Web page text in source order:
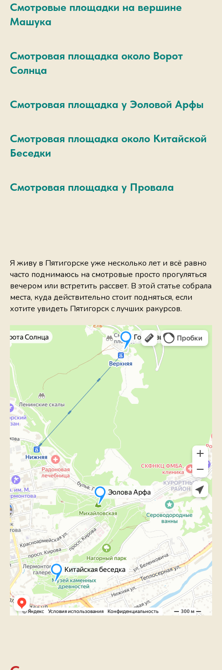
Смотровые площадки на вершине
Машука
Смотровая площадка около Ворот
Солнца
Смотровая площадка у Эоловой Арфы
Смотровая площадка около Китайской
Беседки
Смотровая площадка у Провала
Я живу в Пятигорске уже несколько лет и всё равно
часто поднимаюсь на смотровые просто прогуляться
вечером или встретить рассвет. В этой статье собрала
места, куда действительно стоит подняться, если
хотите увидеть Пятигорск с лучших ракурсов.